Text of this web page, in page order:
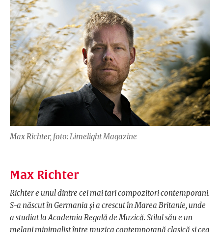
Max Richter, foto: Limelight Magazine
Max Richter
Richter e unul dintre cei mai tari compozitori contemporani.
S-a născut în Germania și a crescut în Marea Britanie, unde
a studiat la Academia Regală de Muzică. Stilul său e un
melanj minimalist între muzica contemporană clasică și cea